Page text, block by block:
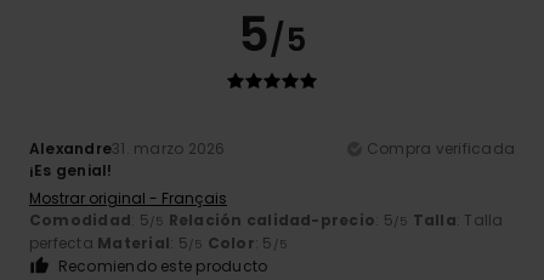
5/5
Alexandre31. marzo 2026
Compra verificada
¡Es genial!
Mostrar original - Français
Comodidad: 5/5 Relación calidad-precio: 5/5 Talla: Talla
perfecta Material: 5/5 Color: 5 /5
Recomiendo este producto